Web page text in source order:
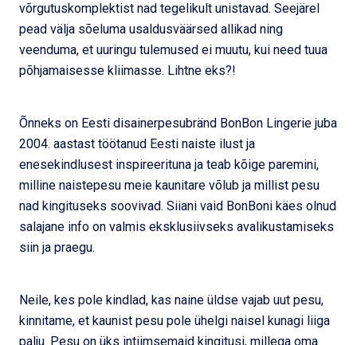
võrgutuskomplektist nad tegelikult unistavad. Seejärel
pead välja sõeluma usaldusväärsed allikad ning
veenduma, et uuringu tulemused ei muutu, kui need tuua
põhjamaisesse kliimasse. Lihtne eks?!
Õnneks on Eesti disainerpesubränd BonBon Lingerie juba
2004. aastast töötanud Eesti naiste ilust ja
enesekindlusest inspireerituna ja teab kõige paremini,
milline naistepesu meie kaunitare võlub ja millist pesu
nad kingituseks soovivad. Siiani vaid BonBoni käes olnud
salajane info on valmis eksklusiivseks avalikustamiseks
siin ja praegu.
Neile, kes pole kindlad, kas naine üldse vajab uut pesu,
kinnitame, et kaunist pesu pole ühelgi naisel kunagi liiga
palju. Pesu on üks intiimsemaid kingitusi, millega oma